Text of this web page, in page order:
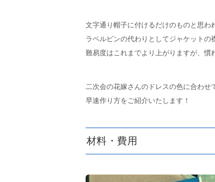
文字通り帽子に付けるだけのものと思わ
ラペルピンの代わりとしてジャケットの
難易度はこれまでより上がりますが、慣
二次会の花嫁さんのドレスの色に合わせ
早速作り方をご紹介いたします！
材料・費用